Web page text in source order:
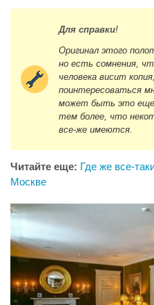
Для справки!
Оригинал этого
но есть сомнения,
человека висит
поинтересоваться
может быть это еще
тем более, что
все-же имеются.
Читайте еще: Где же все-
Москве